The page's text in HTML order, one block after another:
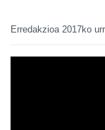
Erredakzioa 2017ko